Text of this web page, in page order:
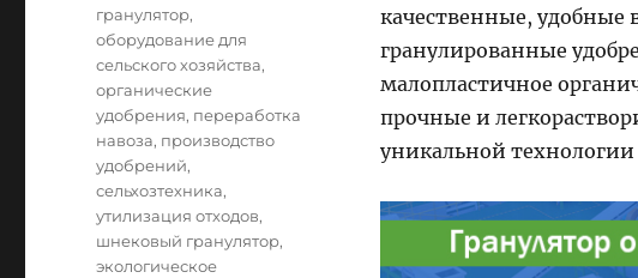
качественные,
гранулированные
малопластичное
прочные и
уникальной
гранулятор,
оборудование для
сельского хозяйства,
органические
удобрения, переработка
навоза, производство
удобрений,
сельхозтехника,
утилизация отходов,
шнековый гранулятор,
экологическое